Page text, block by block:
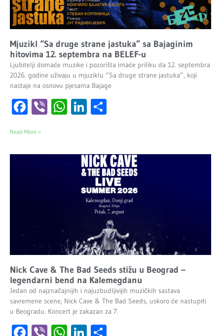
Mjuzikl “Sa druge strane jastuka” sa Bajaginim
hitovima 12. septembra na BELEF-u
Ljubitelji domaće muzike i pozorišta imaće priliku da 12. septembra
2026. godine uživaju u mjuziklu “Sa druge strane jastuka”, koji
nastaje na osnovu pjesama Bajage
Facebook
ViberWhatsApp
LinkedIn
Read More »
Nick Cave & The Bad Seeds stižu u Beograd –
legendarni bend na Kalemegdanu
Jedan od najznačajnijih i najuzbudljivijih muzičkih sastava
savremene scene, Nick Cave & The Bad Seeds, uskoro će nastupiti
u Beogradu. Koncert je zakazan za 7.